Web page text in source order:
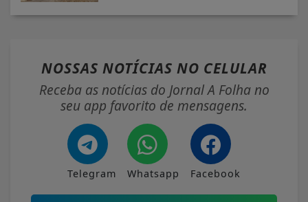
NOSSAS NOTÍCIAS NO CELULAR
Receba as notícias do Jornal A Folha no
seu app favorito de mensagens.
Telegram Whatsapp Facebook